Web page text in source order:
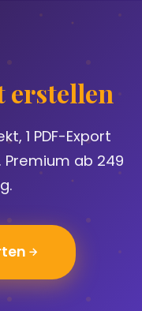
erstellen
1 PDF-Export
Premium ab 249